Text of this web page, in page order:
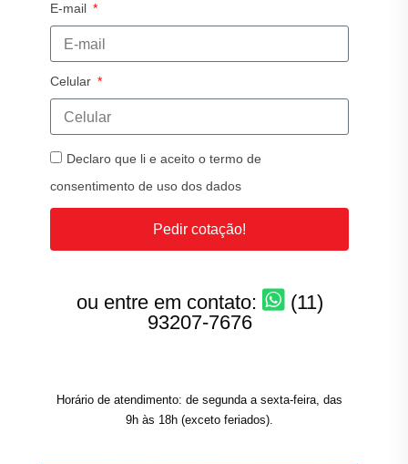
E-mail
Celular
Declaro que li e aceito o termo de
consentimento de uso dos dados
Pedir cotação!
ou entre em contato:
(11)
93207-7676
Horário de atendimento: de segunda a sexta-feira, das
9h às 18h (exceto feriados).